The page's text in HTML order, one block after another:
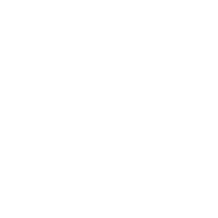
I Basketball Champions League
“Vi Trives Godt Som Underdogs”
For Mig At Repræsentere Danmark”
Møder FC Barcelona I Minicopa Endesa´s
Fortsætter Karrieren I Schweiz
Til Bundesligaen
Til NBA Summer League
Sensation Mod Mægtige Real Madrid I Spansk
Alle Vinderne